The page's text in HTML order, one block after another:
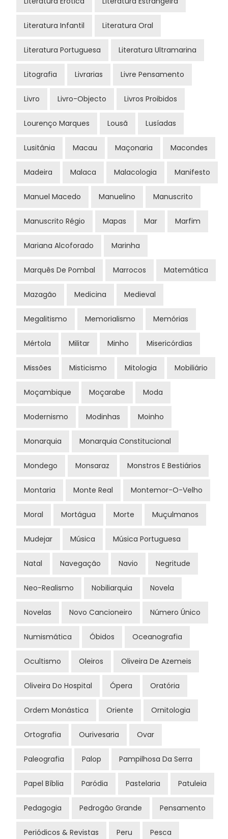
Literatura Infantil Literatura Oral
Literatura Portuguesa Literatura Ultramarina
Litografia Livrarias Livre Pensamento
Livro Livro-Objecto Livros Proibidos
Lourenço Marques Lousã Lusíadas
Lusitânia Macau Maçonaria Macondes
Madeira Malaca Malacologia Manifesto
Manuel Macedo Manuelino Manuscrito
Manuscrito Régio Mapas Mar Marfim
Mariana Alcoforado Marinha
Marquês De Pombal Marrocos Matemática
Mazagão Medicina Medieval
Megalitismo Memorialismo Memórias
Mértola Militar Minho Misericórdias
Missões Misticismo Mitologia Mobiliário
Moçambique Moçarabe Moda
Modernismo Modinhas Moinho
Monarquia Monarquia Constitucional
Mondego Monsaraz Monstros E Bestiários
Montaria Monte Real Montemor-O-Velho
Moral Mortágua Morte Muçulmanos
Mudejar Música Música Portuguesa
Natal Navegação Navio Negritude
Neo-Realismo Nobiliarquia Novela
Novelas Novo Cancioneiro Número Único
Numismática Óbidos Oceanografia
Ocultismo Oleiros Oliveira De Azemeis
Oliveira Do Hospital Ópera Oratória
Ordem Monástica Oriente Ornitologia
Ortografia Ourivesaria Ovar
Paleografia Palop Pampilhosa Da Serra
Papel Bíblia Paródia Pastelaria Patuleia
Pedagogia Pedrogão Grande Pensamento
Periódicos & Revistas Peru Pesca